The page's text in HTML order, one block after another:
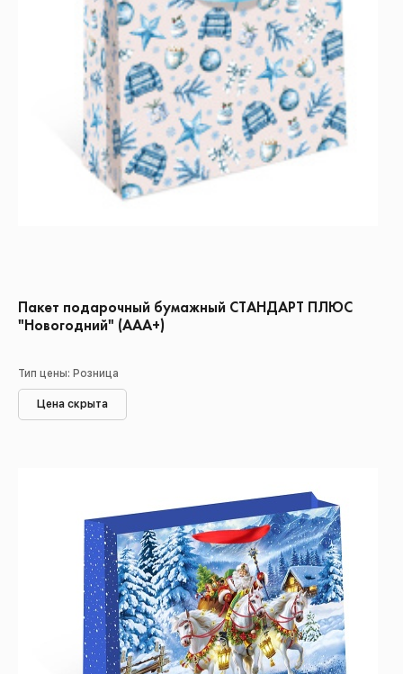
Пакет подарочный бумажный СТАНДАРТ ПЛЮС
"Новогодний" (ААА+)
Тип цены: Розница
Цена скрыта